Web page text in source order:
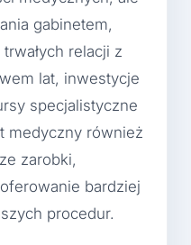
gabinetem,
relacji z
lat, inwestycje
specjalistyczne
medyczny również
zarobki,
bardziej
procedur.